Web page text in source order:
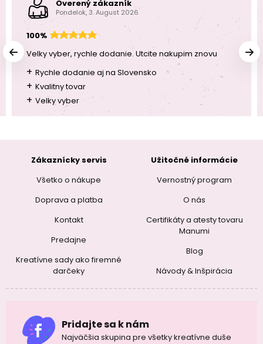
Overený zákazník
Pondelok, 3. August 2026
100%
Velky vyber, rychle dodanie. Utcite nakupim znovu
+ Rychle dodanie aj na Slovensko
+ Kvalitny tovar
+ Velky vyber
Zákaznícky servis
Všetko o nákupe
Doprava a platba
Kontakt
Predajne
Kreatívne sady ako firemné
darčeky
Užitočné informácie
Vernostný program
O nás
Certifikáty a atesty tovaru
Manumi
Blog
Návody & Inšpirácia
Pridajte sa k nám
Najväčšia skupina pre všetky kreatívne duše